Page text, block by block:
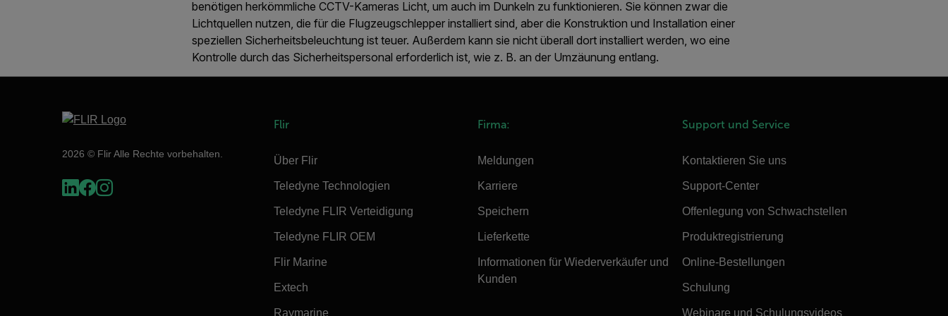
benötigen herkömmliche CCTV-Kameras Licht, um auch im Dunkeln zu funktionieren. Sie können zwar die
Lichtquellen nutzen, die für die Flugzeugschlepper installiert sind, aber die Konstruktion und Installation einer
speziellen Sicherheitsbeleuchtung ist teuer. Außerdem kann sie nicht überall dort installiert werden, wo eine
Kontrolle durch das Sicherheitspersonal erforderlich ist, wie z. B. an der Umzäunung entlang.
2026 © Flir Alle Rechte vorbehalten.
Flir
Über Flir
Teledyne Technologien
Teledyne FLIR Verteidigung
Teledyne FLIR OEM
Flir Marine
Extech
Raymarine
Firma:
Meldungen
Karriere
Speichern
Lieferkette
Informationen für Wiederverkäufer und
Kunden
Support und Service
Kontaktieren Sie uns
Support-Center
Offenlegung von Schwachstellen
Produktregistrierung
Online-Bestellungen
Schulung
Webinare und Schulungsvideos